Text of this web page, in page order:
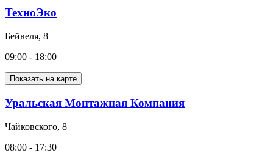
ТехноЭко
Бейвеля, 8
09:00 - 18:00
Показать на карте
Уральская Монтажная Компания
Чайковского, 8
08:00 - 17:30